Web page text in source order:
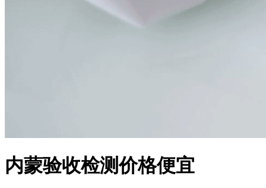
内蒙验收检测价格便宜